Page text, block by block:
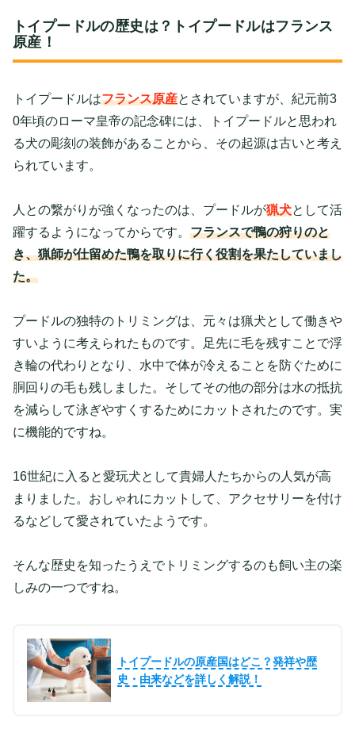
トイプードルの歴史は？トイプードルはフランス
原産！
トイプードルはフランス原産とされていますが、紀元前3
0年頃のローマ皇帝の記念碑には、トイプードルと思われ
る犬の彫刻の装飾があることから、その起源は古いと考え
られています。
人との繋がりが強くなったのは、プードルが猟犬として活
躍するようになってからです。 フランスで鴨の狩りのと
き、猟師が仕留めた鴨を取りに行く役割を果たしていまし
た。
プードルの独特のトリミングは、元々は猟犬として働きや
すいように考えられたものです。足先に毛を残すことで浮
き輪の代わりとなり、水中で体が冷えることを防ぐために
胴回りの毛も残しました。そしてその他の部分は水の抵抗
を減らして泳ぎやすくするためにカットされたのです。実
に機能的ですね。
16世紀に入ると愛玩犬として貴婦人たちからの人気が高
まりました。おしゃれにカットして、アクセサリーを付け
るなどして愛されていたようです。
そんな歴史を知ったうえでトリミングするのも飼い主の楽
しみの一つですね。
トイプードルの原産国はどこ？発祥や歴
史・由来などを詳しく解説！